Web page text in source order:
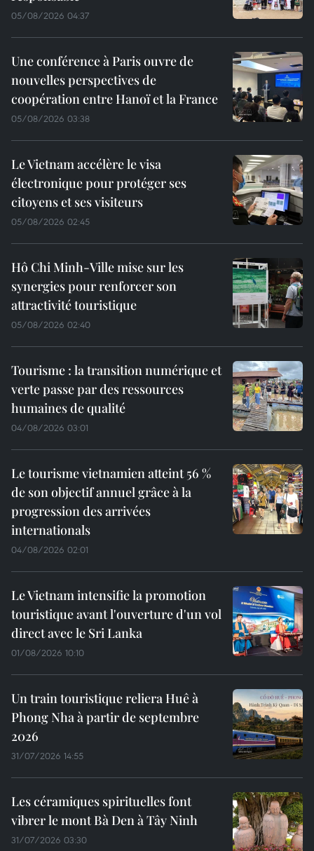
05/08/2026 04:37
Une conférence à Paris ouvre de
nouvelles perspectives de
coopération entre Hanoï et la France
05/08/2026 03:38
Le Vietnam accélère le visa
électronique pour protéger ses
citoyens et ses visiteurs
05/08/2026 02:45
Hô Chi Minh-Ville mise sur les
synergies pour renforcer son
attractivité touristique
05/08/2026 02:40
Tourisme : la transition numérique et
verte passe par des ressources
humaines de qualité
04/08/2026 03:01
Le tourisme vietnamien atteint 56 %
de son objectif annuel grâce à la
progression des arrivées
internationals
04/08/2026 02:01
Le Vietnam intensifie la promotion
touristique avant l'ouverture d'un vol
direct avec le Sri Lanka
01/08/2026 10:10
Un train touristique reliera Huê à
Phong Nha à partir de septembre
2026
31/07/2026 14:55
Les céramiques spirituelles font
vibrer le mont Bà Den à Tây Ninh
31/07/2026 03:30